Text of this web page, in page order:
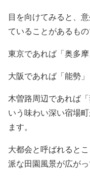
目を向けてみると、
ていることがあるもの
東京であれば「奥多
大阪であれば「能勢
木曽路周辺であれば
いう味わい深い宿場
ます。
大都会と呼ばれると
派な田園風景が広がっ